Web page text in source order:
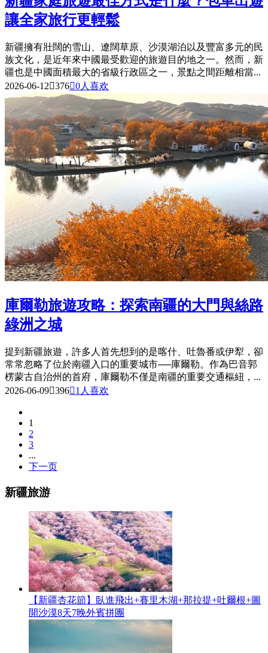
讓全家旅行更輕鬆
新疆擁有壯闊的雪山、遼闊草原、沙漠湖泊以及豐富多元的民
族文化，是近年來中國最受歡迎的旅遊目的地之一。然而，新
疆也是中國面積最大的省級行政區之一，景點之間距離相當...
2026-06-123760人喜欢
庫爾勒旅遊攻略：探索南疆的大門與絲路
綠洲之城
提到新疆旅遊，許多人首先想到的是喀什、吐魯番或伊犁，卻
常常忽略了位於南疆入口的重要城市──庫爾勒。作為巴音郭
楞蒙古自治州的首府，庫爾勒不僅是南疆的重要交通樞紐，...
2026-06-093961 人喜欢
1
2
3
...
下一页
新疆旅游
【新疆杏花節】臥進飛出+賽里木湖+那拉提+吐爾根+圖
開沙漠8天7晚外賓拼團